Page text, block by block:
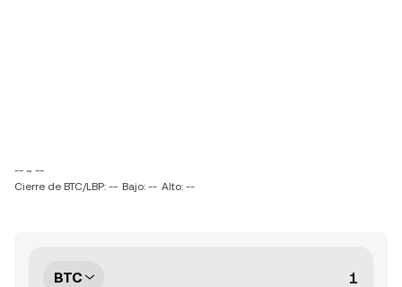
-- ~ --
Cierre de BTC/LBP: -- Bajo: -- Alto: --
BTC